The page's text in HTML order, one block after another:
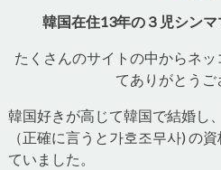
韓国在住13年の３児シンマ
たくさんのサイトの中からネ
てありがとう
韓国好きが高じて韓国で結婚
（正確に言うと가호조무사) の
ていました。